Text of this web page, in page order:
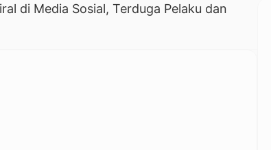
di Media Sosial, Terduga Pelaku dan